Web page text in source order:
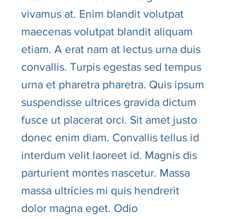
vivamus at. Enim blandit volutpat
maecenas volutpat blandit aliquam
etiam. A erat nam at lectus urna duis
convallis. Turpis egestas sed tempus
urna et pharetra pharetra. Quis ipsum
suspendisse ultrices gravida dictum
fusce ut placerat orci. Sit amet justo
donec enim diam. Convallis tellus id
interdum velit laoreet id. Magnis dis
parturient montes nascetur. Massa
massa ultricies mi quis hendrerit
dolor magna eget. Odio